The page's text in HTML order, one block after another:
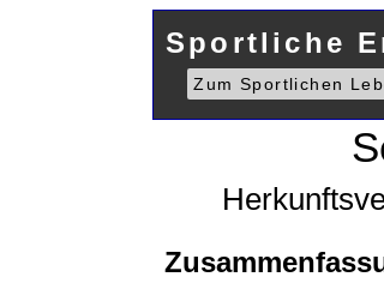
Sportliche
Zum Sportlichen